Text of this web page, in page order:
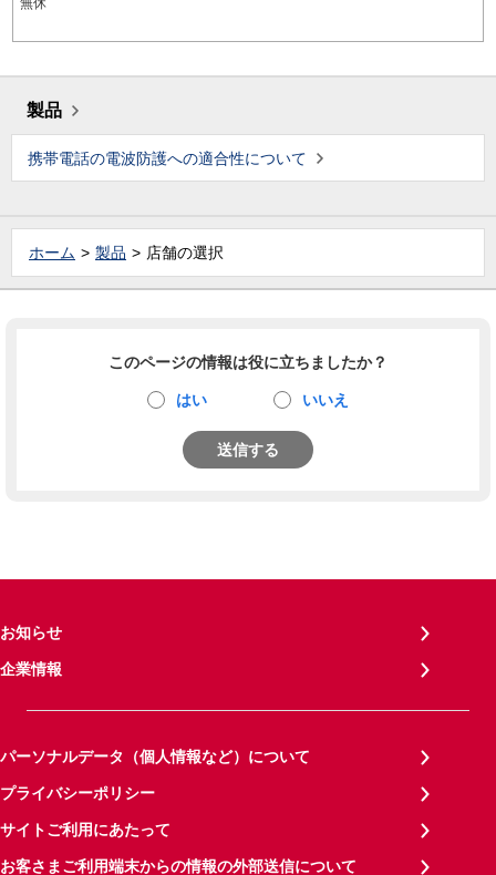
無休
製品
携帯電話の電波防護への適合性について
ホーム 製品 店舗の選択
このページの情報は役に立ちましたか？
はい いいえ
送信する
お知らせ
企業情報
パーソナルデータ（個人情報など）について
プライバシーポリシー
サイトご利用にあたって
お客さまご利用端末からの情報の外部送信について